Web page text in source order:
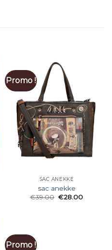
Promo !
SAC ANEKKE
sac anekke
€39.00 €28.00
Promo !